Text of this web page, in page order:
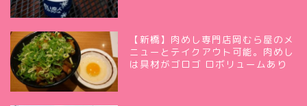
【新橋】肉めし専門店岡むら屋のメ
ニューとテイクアウト可能。肉めし
は具材がゴロゴ ロボリュームあり